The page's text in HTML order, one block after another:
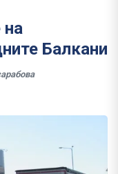
на
Балкани